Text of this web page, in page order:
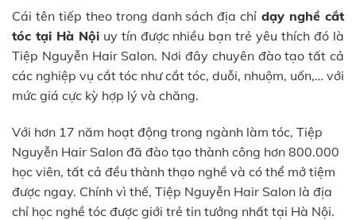
Cái tên tiếp theo trong danh sách địa chỉ dạy nghề cắt
tóc tại Hà Nộiuy tín được nhiều bạn trẻ yêu thích đó là
Tiệp Nguyễn Hair Salon. Nơi đây chuyên đào tạo tất cả
các nghiệp vụ cắt tóc như cắt tóc, duỗi, nhuộm, uốn,… với
mức giá cực kỳ hợp lý và chăng.
Với hơn 17 năm hoạt động trong ngành làm tóc, Tiệp
Nguyễn Hair Salon đã đào tạo thành công hơn 800.000
học viên, tất cả đều thành thạo nghề và có thể mở tiệm
được ngay. Chính vì thế, Tiệp Nguyễn Hair Salon là địa
chỉ học nghề tóc được giới trẻ tin tưởng nhất tại Hà Nội.